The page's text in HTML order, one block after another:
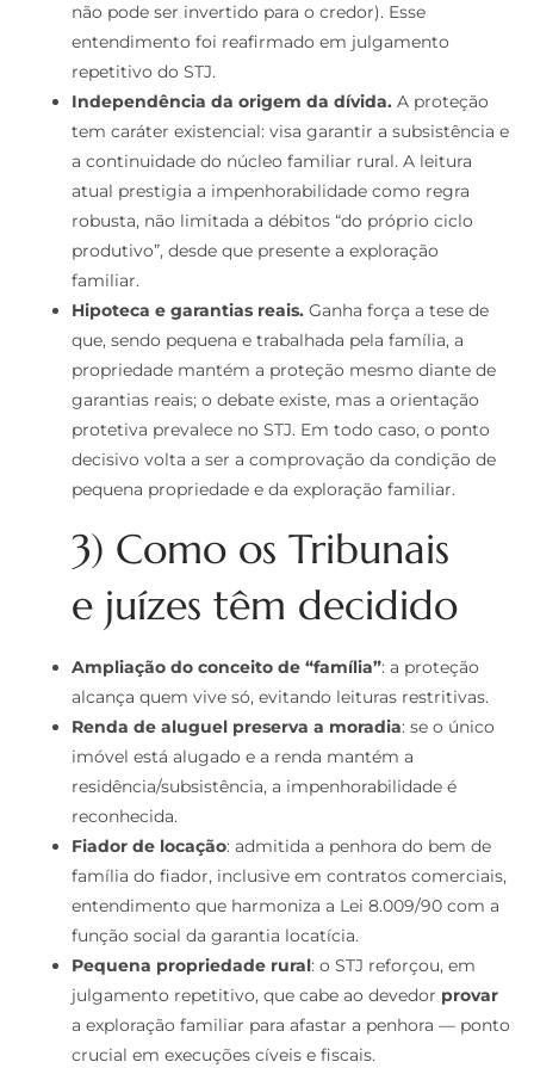
não pode ser invertido para o credor). Esse
entendimento foi reafirmado em julgamento
repetitivo do STJ.
Independência da origem da dívida. A proteção
tem caráter existencial: visa garantir a subsistência e
a continuidade do núcleo familiar rural. A leitura
atual prestigia a impenhorabilidade como regra
robusta, não limitada a débitos “do próprio ciclo
produtivo”, desde que presente a exploração
familiar.
Hipoteca e garantias reais. Ganha força a tese de
que, sendo pequena e trabalhada pela família, a
propriedade mantém a proteção mesmo diante de
garantias reais; o debate existe, mas a orientação
protetiva prevalece no STJ. Em todo caso, o ponto
decisivo volta a ser a comprovação da condição de
pequena propriedade e da exploração familiar.
3) Como os Tribunais
e juízes têm decidido
Ampliação do conceito de “família”: a proteção
alcança quem vive só, evitando leituras restritivas.
Renda de aluguel preserva a moradia: se o único
imóvel está alugado e a renda mantém a
residência/subsistência, a impenhorabilidade é
reconhecida.
Fiador de locação: admitida a penhora do bem de
família do fiador, inclusive em contratos comerciais,
entendimento que harmoniza a Lei 8.009/90 com a
função social da garantia locatícia.
Pequena propriedade rural: o STJ reforçou, em
julgamento repetitivo, que cabe ao devedor provar
a exploração familiar para afastar a penhora — ponto
crucial em execuções cíveis e fiscais.